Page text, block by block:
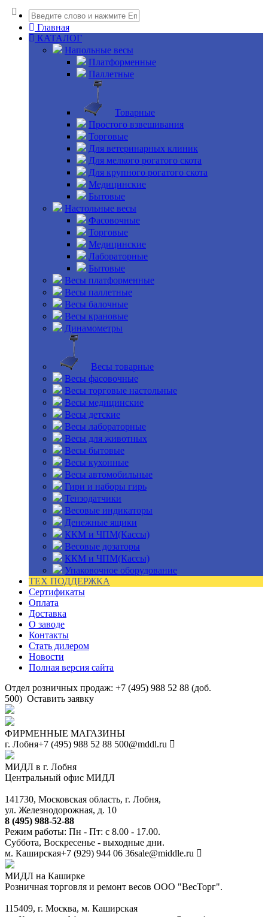
Главная
КАТАЛОГ
Напольные весы
Платформенные
Паллетные
Товарные
Простого взвешивания
Торговые
Для ветеринарных клиник
Для мелкого рогатого скота
Для крупного рогатого скота
Медицинские
Бытовые
Настольные весы
Фасовочные
Торговые
Медицинские
Лабораторные
Бытовые
Весы платформенные
Весы паллетные
Весы балочные
Весы крановые
Динамометры
Весы товарные
Весы фасовочные
Весы торговые настольные
Весы медицинские
Весы детские
Весы лабораторные
Весы для животных
Весы бытовые
Весы кухонные
Весы автомобильные
Гири и наборы гирь
Тензодатчики
Весовые индикаторы
Денежные ящики
ККМ и ЧПМ(Кассы)
Весовые дозаторы
ККМ и ЧПМ(Кассы)
Упаковочное оборудование
ТЕХ ПОДДЕРЖКА
Сертификаты
Оплата
Доставка
О заводе
Контакты
Стать дилером
Новости
Полная версия сайта
Отдел розничных продаж: +7 (495) 988 52 88 (доб.
500) Оставить заявку
ФИРМЕННЫЕ МАГАЗИНЫ
г. Лобня+7 (495) 988 52 88 500@mddl.ru
МИДЛ в г. Лобня
Центральный офис МИДЛ
141730, Московская область, г. Лобня,
ул. Железнодорожная, д. 10
8 (495) 988-52-88
Режим работы: Пн - Пт: с 8.00 - 17.00.
Суббота, Воскресенье - выходные дни.
м. Каширская+7 (929) 944 06 36sale@middle.ru
МИДЛ на Каширке
Розничная торговля и ремонт весов ООО "ВесТорг".
115409, г. Москва, м. Каширская